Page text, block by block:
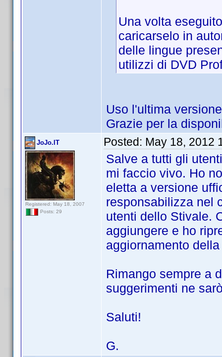
Una volta
caricarselo in
delle lingue
utilizzi di DVD
Uso l'ultima
Grazie per la
JoJo.IT
Registered: May 18, 2007
Posts: 29
Posted: May 18, 2012
Salve a tutti gli
mi faccio vivo. Ho
eletta a versione
responsabilizza nel
utenti dello Stivale.
aggiungere e ho
aggiornamento
Rimango sempre a
suggerimenti ne
Saluti!
G.